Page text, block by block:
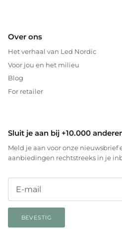
Over ons
Het verhaal van Led Nordic
Voor jou en het milieu
Blog
For retailer
Sluit je aan bij +10.000
Meld je aan voor onze nieuwsbrief
aanbiedingen rechtstreeks in je
BEVESTIG